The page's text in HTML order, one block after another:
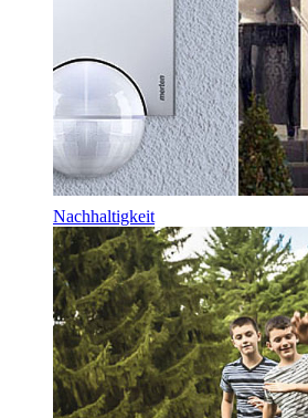
Nachhaltigkeit